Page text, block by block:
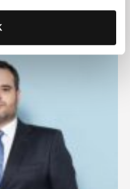
Pereira